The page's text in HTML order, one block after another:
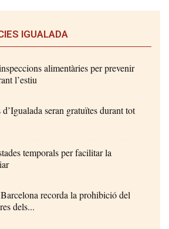
IGUALADA
alimentàries per prevenir
l’estiu
seran gratuïtes durant tot
temporals per facilitar la
recorda la prohibició del
dels...